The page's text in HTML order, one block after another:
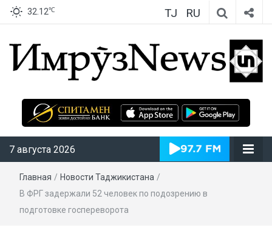
32.12℃ TJ RU
ИмрӯзNews
7 августа 2026
Главная / Новости Таджикистана /
В ФРГ задержали 52 человек по подозрению в
подготовке госпереворота